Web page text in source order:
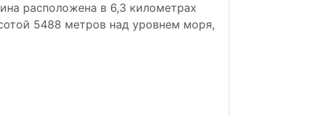
расположена в 6,3 километрах
5488 метров над уровнем моря,